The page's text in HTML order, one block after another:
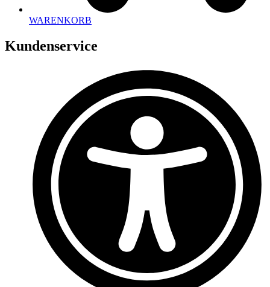
WARENKORB
Kundenservice